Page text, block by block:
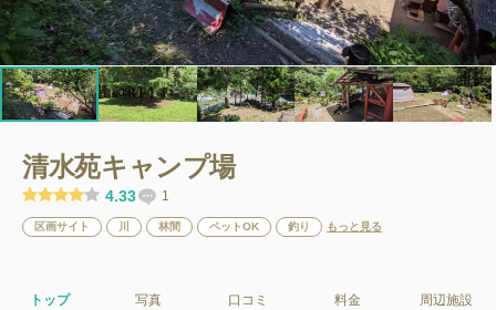
清水苑キャンプ場
4.33 1
区画サイト 林間 ペットOK 釣り もっと見る
トップ 写真 口コミ 料金 周辺施設